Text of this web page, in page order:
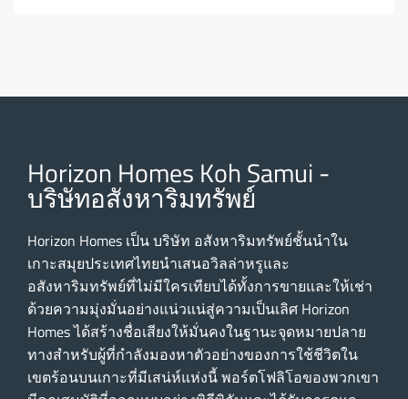
Horizon Homes Koh Samui -
บริษัทอสังหาริมทรัพย์
Horizon Homes เป็น บริษัท อสังหาริมทรัพย์ชั้นนําใน
เกาะสมุยประเทศไทยนําเสนอวิลล่าหรูและ
อสังหาริมทรัพย์ที่ไม่มีใครเทียบได้ทั้งการขายและให้เช่า
ด้วยความมุ่งมั่นอย่างแน่วแน่สู่ความเป็นเลิศ Horizon
Homes ได้สร้างชื่อเสียงให้มั่นคงในฐานะจุดหมายปลาย
ทางสําหรับผู้ที่กําลังมองหาตัวอย่างของการใช้ชีวิตใน
เขตร้อนบนเกาะที่มีเสน่ห์แห่งนี้ พอร์ตโฟลิโอของพวกเขา